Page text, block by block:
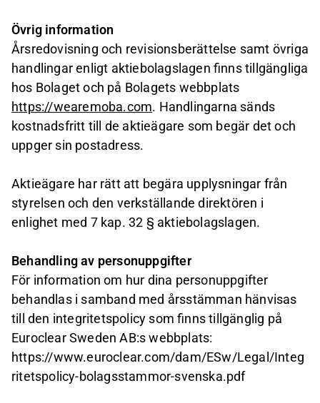
Övrig information
Årsredovisning och revisionsberättelse samt övriga
handlingar enligt aktiebolagslagen finns tillgängliga
hos Bolaget och på Bolagets webbplats
https://wearemoba.com. Handlingarna sänds
kostnadsfritt till de aktieägare som begär det och
uppger sin postadress.
Aktieägare har rätt att begära upplysningar från
styrelsen och den verkställande direktören i
enlighet med 7 kap. 32 § aktiebolagslagen.
Behandling av personuppgifter
För information om hur dina personuppgifter
behandlas i samband med årsstämman hänvisas
till den integritetspolicy som finns tillgänglig på
Euroclear Sweden AB:s webbplats:
https://www.euroclear.com/dam/ESw/Legal/Integ
ritetspolicy-bolagsstammor-svenska.pdf